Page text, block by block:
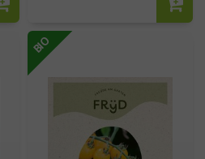
BIO